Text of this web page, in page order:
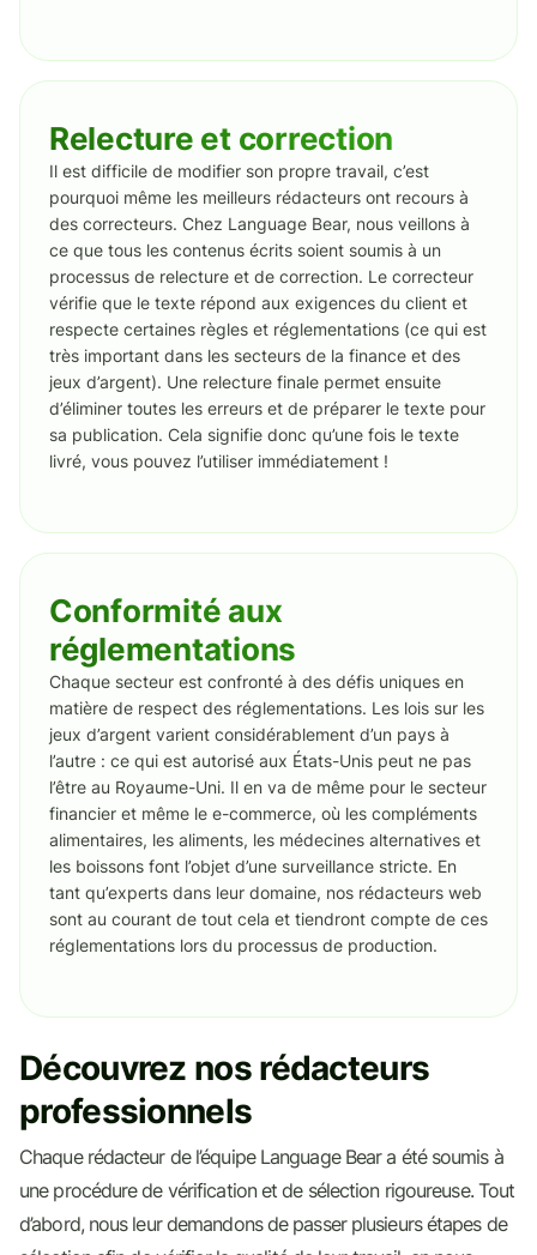
Relecture et correction
Il est difficile de modifier son propre travail, c’est
pourquoi même les meilleurs rédacteurs ont recours à
des correcteurs. Chez Language Bear, nous veillons à
ce que tous les contenus écrits soient soumis à un
processus de relecture et de correction. Le correcteur
vérifie que le texte répond aux exigences du client et
respecte certaines règles et réglementations (ce qui est
très important dans les secteurs de la finance et des
jeux d’argent). Une relecture finale permet ensuite
d’éliminer toutes les erreurs et de préparer le texte pour
sa publication. Cela signifie donc qu’une fois le texte
livré, vous pouvez l’utiliser immédiatement !
Conformité aux
réglementations
Chaque secteur est confronté à des défis uniques en
matière de respect des réglementations. Les lois sur les
jeux d’argent varient considérablement d’un pays à
l’autre : ce qui est autorisé aux États-Unis peut ne pas
l’être au Royaume-Uni. Il en va de même pour le secteur
financier et même le e-commerce, où les compléments
alimentaires, les aliments, les médecines alternatives et
les boissons font l’objet d’une surveillance stricte. En
tant qu’experts dans leur domaine, nos rédacteurs web
sont au courant de tout cela et tiendront compte de ces
réglementations lors du processus de production.
Découvrez nos rédacteurs
professionnels
Chaque rédacteur de l’équipe Language Bear a été soumis à
une procédure de vérification et de sélection rigoureuse. Tout
d’abord, nous leur demandons de passer plusieurs étapes de